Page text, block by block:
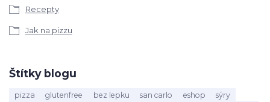
Recepty
Jak na pizzu
Štítky blogu
pizza glutenfree bez lepku san carlo eshop
sýry